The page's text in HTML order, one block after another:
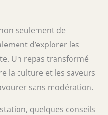
seulement de
d’explorer les
Un repas transformé
la culture et les saveurs
sans modération.
quelques conseils